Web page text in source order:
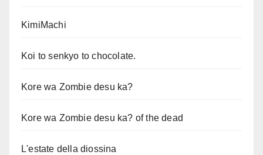
KimiMachi
Koi to senkyo to chocolate.
Kore wa Zombie desu ka?
Kore wa Zombie desu ka? of the dead
L'estate della diossina